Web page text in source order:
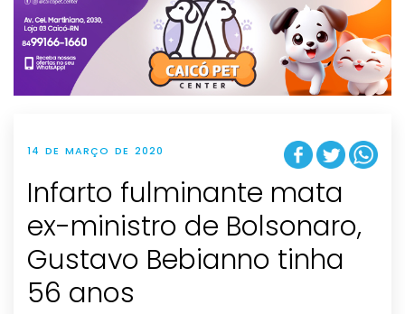
g
t
i
o
n
14 DE MARÇO DE 2020
Infarto fulminante mata
ex-ministro de Bolsonaro,
Gustavo Bebianno tinha
56 anos